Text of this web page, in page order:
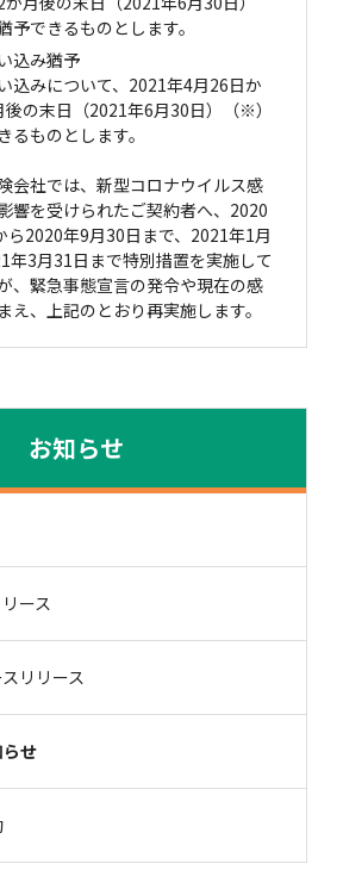
予できるものとします。
込み猶予
込みについて、2021年4月26日か
後の末日（2021年6月30日）（※）
るものとします。
会社では、新型コロナウイルス感
響を受けられたご契約者へ、2020
ら2020年9月30日まで、2021年1月
年3月31日まで特別措置を実施して
、緊急事態宣言の発令や現在の感
え、上記のとおり再実施します。
お知らせ
ース
リリース
せ